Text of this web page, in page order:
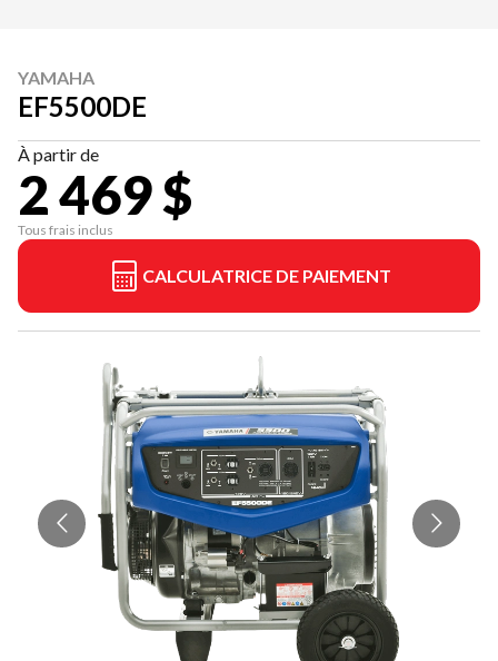
YAMAHA
EF5500DE
À partir de
2 469 $
Tous frais inclus
CALCULATRICE DE PAIEMENT